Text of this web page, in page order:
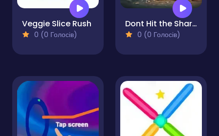
Veggie Slice Rush
0 (0 Голосів)
Dont Hit the Sharp!
0 (0 Голосів)